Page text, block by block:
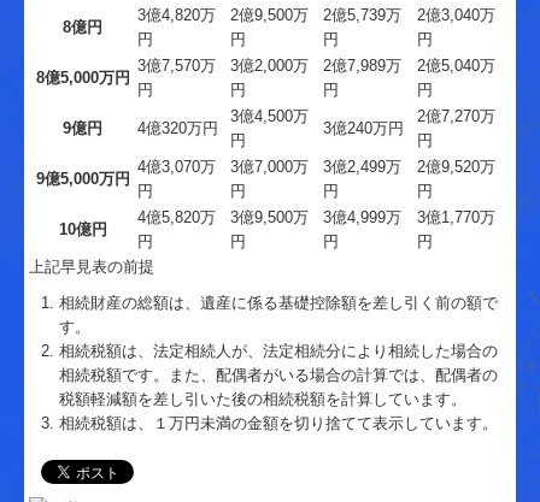
8億円
3億4,820万
円
2億9,500万
円
2億5,739万
円
2億3,040万
円
8億5,000万円
3億7,570万
円
3億2,000万
円
2億7,989万
円
2億5,040万
円
9億円 4億320万円
3億4,500万
円
3億240万円
2億7,270万
円
9億5,000万円
4億3,070万
円
3億7,000万
円
3億2,499万
円
2億9,520万
円
10億円
4億5,820万
円
3億9,500万
円
3億4,999万
円
3億1,770万
円
上記早見表の前提
相続財産の総額は、遺産に係る基礎控除額を差し引く前の額で
す。
相続税額は、法定相続人が、法定相続分により相続した場合の
相続税額です。また、配偶者がいる場合の計算では、配偶者の
税額軽減額を差し引いた後の相続税額を計算しています。
相続税額は、１万円未満の金額を切り捨てて表示しています。